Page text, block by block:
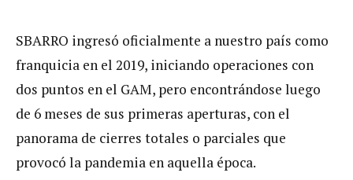
SBARRO ingresó oficialmente a nuestro país como
franquicia en el 2019, iniciando operaciones con
dos puntos en el GAM, pero encontrándose luego
de 6 meses de sus primeras aperturas, con el
panorama de cierres totales o parciales que
provocó la pandemia en aquella época.